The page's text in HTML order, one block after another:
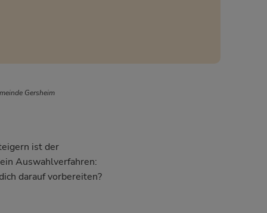
Gersheim
ist der
Auswahlverfahren:
darauf vorbereiten?